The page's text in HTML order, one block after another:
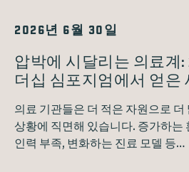
2026년 6월 30일
압박에 시달리는 의료계
더십 심포지엄에서 얻은
의료 기관들은 더 적은 자원으로
상황에 직면해 있습니다. 증가하는
인력 부족, 변화하는 진료 모델 등…